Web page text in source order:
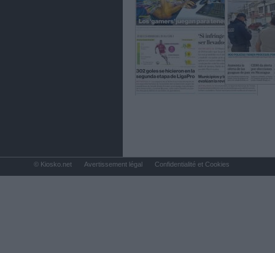
© Kiosko.net Avertissement légal Confidentialité et Cookies